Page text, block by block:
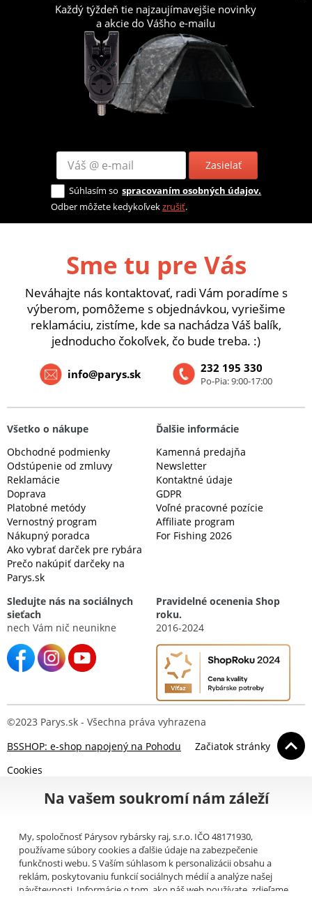
Každý týždeň tie najzaujímavejšie novinky
a akcie do Vášho e-mailu
Zasielať
Súhlasím so spracovaním osobných údajov.
Odber môžete kedykoľvekzrušiť.
Sme tu pre Vás
Neváhajte nás kontaktovať, radi Vám poradíme s
výberom, pomôžeme s objednávkou, vyriešime
reklamáciu, zistíme, kde sa nachádza Váš balík,
jednoducho čokoľvek, čo bude treba. :)
232 195 330
Po-Pia: 9:00-17:00
info@parys.sk
Všetko o nákupe
Obchodné podmienky
Odstúpenie od zmluvy
Reklamácie
Doprava
Platobné metódy
Vernostný program
Nákupný poradca
Ako vybrať darček pre rybára
Prečo nakúpiť darčeky na
Parys.sk
Ďalšie informácie
Kamenná predajňa
Newsletter
Kontaktné údaje
GDPR
Voľné pracovné pozície
Affiliate program
For Fishing 2026
Sledujte nás na sociálnych
sieťach
nech Vám nič neunikne
Pravidelné ocenenia Shop
roku.
2016-2024
©2023 Parys.sk - Všechna práva vyhrazena
BSSHOP: e-shop napojený na Pohodu
Začiatok stránky
Cookies
Na vašem soukromí nám záleží
My, spoločnosť Párysov rybársky raj, s.r.o. IČO 48171930,
používame súbory cookies a ďalšie údaje na zabezpečenie
funkčnosti webu. S Vaším súhlasom k personalizácii obsahu a
reklám, poskytovaniu funkcií sociálnych médií a analýze našej
návštevnosti. Informácie o tom, ako náš web používate, zdieľame